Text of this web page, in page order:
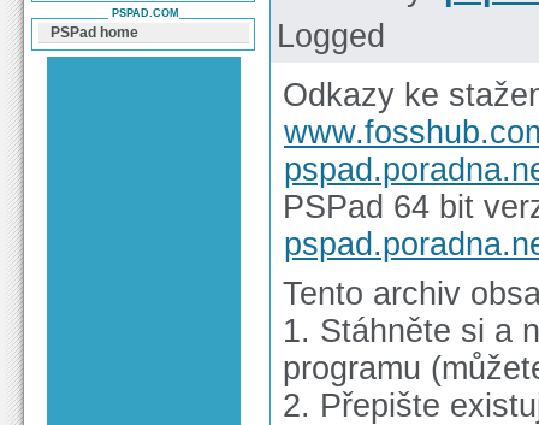
Logged
Odkazy ke
PSPad 64 bit
Tento archiv
1. Stáhněte si a
programu
2. Přepište
PSPAD.COM
PSPad home